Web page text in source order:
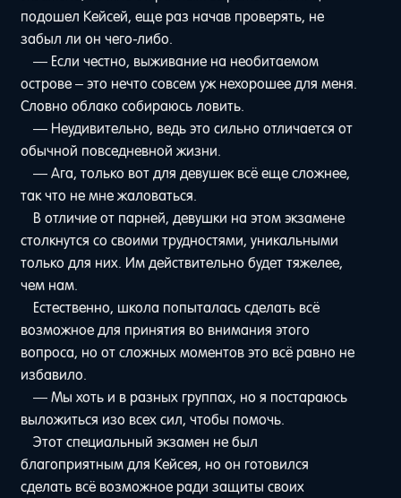
подошел Кейсей, еще раз начав проверять, не
забыл ли он чего-либо.
— Если честно, выживание на необитаемом
острове – это нечто совсем уж нехорошее для меня.
Словно облако собираюсь ловить.
— Неудивительно, ведь это сильно отличается от
обычной повседневной жизни.
— Ага, только вот для девушек всё еще сложнее,
так что не мне жаловаться.
В отличие от парней, девушки на этом экзамене
столкнутся со своими трудностями, уникальными
только для них. Им действительно будет тяжелее,
чем нам.
Естественно, школа попыталась сделать всё
возможное для принятия во внимания этого
вопроса, но от сложных моментов это всё равно не
избавило.
— Мы хоть и в разных группах, но я постараюсь
выложиться изо всех сил, чтобы помочь.
Этот специальный экзамен не был
благоприятным для Кейсея, но он готовился
сделать всё возможное ради защиты своих